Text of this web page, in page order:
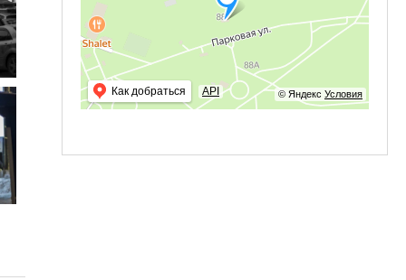
© Яндекс Условия
Как добраться API